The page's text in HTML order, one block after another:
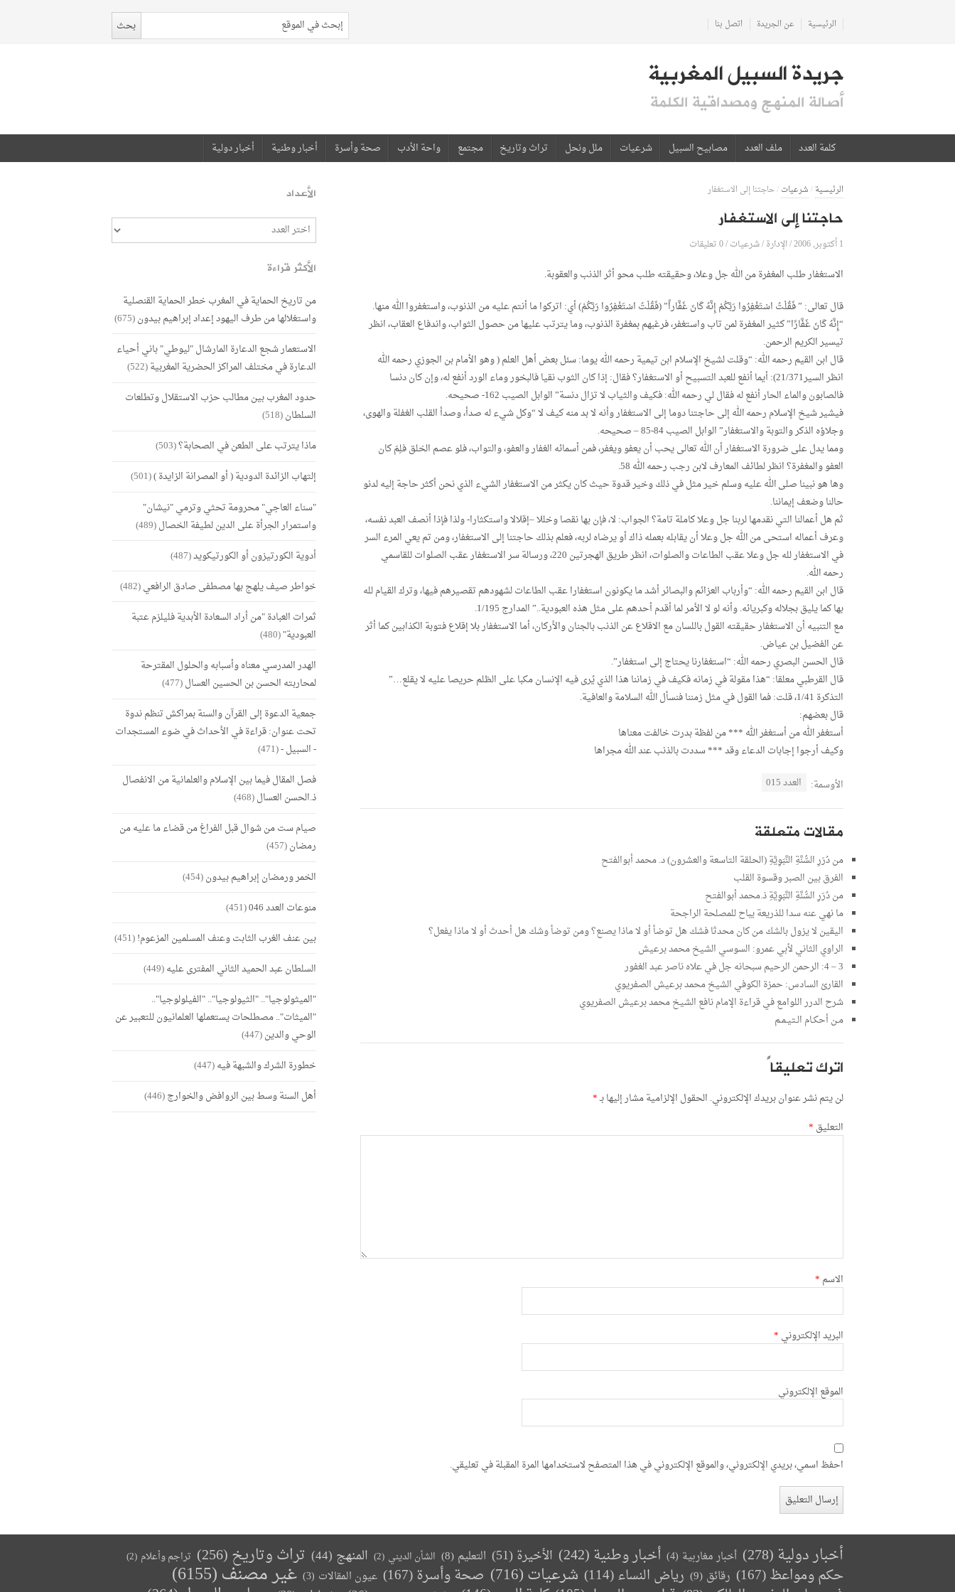
الرئيسية عن الجريدة اتصل بنا
جريدة السبيل المغربية
أصالة المنهج ومصداقية الكلمة
كلمة العدد ملف العدد مصابيح السبيل شرعيات ملل ونحل تراث وتاريخ مجتمع واحة الأدب صحة وأسرة أخبار وطنية أخبار دولية
الرئيسية/شرعيات/حاجتنا إلى الاستغفار
حاجتنا إلى الاستغفار
1 أكتوبر, 2006 /الإدارة/شرعيات/0 تعليقات
الاستغفار طلب المغفرة من الله جل وعلا، وحقيقته طلب محو أثر الذنب والعقوبة.
قال تعالى: ” فَقُلْتُ اسْتَغْفِرُوا رَبَّكُمْ إِنَّهُ كَانَ غَفَّاراً” (فَقُلْتُ اسْتَغْفِرُوا رَبَّكُمْ) أي: اتركوا ما أنتم عليه من الذنوب، واستغفروا الله منها.
“إِنَّهُ كَانَ غَفَّارًا” كثير المغفرة لمن تاب واستغفر، فرغبهم بمغفرة الذنوب، وما يترتب عليها من حصول الثواب، واندفاع العقاب، انظر
تيسير الكريم الرحمن.
قال ابن القيم رحمه الله: “وقلت لشيخ الإسلام ابن تيمية رحمه الله يوما: سئل بعض أهل العلم ( وهو الأمام بن الجوزي رحمه الله
انظر السير21/371): أيما أنفع للعبد التسبيح أو الاستغفار؟ فقال: إذا كان الثوب نقيا فالبخور وماء الورد أنفع له، وإن كان دنسا
فالصابون والماء الحار أنفع له فقال لي رحمه الله: فكيف والثياب لا تزال دنسة” الوابل الصيب 162- صحيحه.
فيشير شيخ الإسلام رحمه الله إلى حاجتنا دوما إلى الاستغفار وأنه لا بد منه كيف لا “وكل شيء له صدأ، وصدأ القلب الغفلة والهوى،
وجلاؤه الذكر والتوبة والاستغفار” الوابل الصيب 84-85 – صحيحه.
ومما يدل على ضرورة الاستغفار أن الله تعالى يحب أن يعفو ويغفر، فمن أسمائه الغفار والعفو، والتواب، فلو عصم الخلق فلِمَ كان
العفو والمغفرة؟ انظر لطائف المعارف لابن رجب رحمه الله 58.
وها هو نبينا صلى الله عليه وسلم خير مثل في ذلك وخير قدوة حيث كان يكثر من الاستغفار الشيء الذي نحن أكثر حاجة إليه لدنو
حالنا وضعف إيماننا.
ثم هل أعمالنا التي نقدمها لربنا جل وعلا كاملة تامة؟ الجواب: لا، فإن بها نقصا وخللا –إقلالا واستكثارا- ولذا فإذا أنصف العبد نفسه،
وعرف أعماله استحى من الله جل وعلا أن يقابله بعمله ذاك أو يرضاه لربه، فعلم بذلك حاجتنا إلى الاستغفار، ومن تم يعي المرء السر
في الاستغفار لله جل وعلا عقب الطاعات والصلوات، انظر طريق الهجرتين 220، ورسالة سر الاستغفار عقب الصلوات للقاسمي
رحمه الله.
قال ابن القيم رحمه الله: “وأرباب العزائم والبصائر أشد ما يكونون استغفارا عقب الطاعات لشهودهم تقصيرهم فيها، وترك القيام لله
بها كما يليق بجلاله وكبريائه. وأنه لو لا الأمر لما أقدم أحدهم على مثل هذه العبودية..” المدارج 1/195.
مع التنبيه أن الاستغفار حقيقته القول باللسان مع الاقلاع عن الذنب بالجنان والأركان، أما الاستغفار بلا إقلاع فتوبة الكذابين كما أثر
عن الفضيل بن عياض.
قال الحسن البصري رحمه الله: “استغفارنا يحتاج إلى استغفار”.
قال القرطبي معلقا: “هذا مقولة في زمانه فكيف في زماننا هذا الذي يُرى فيه الإنسان مكبا على الظلم حريصا عليه لا يقلع…”
التذكرة 1/41، قلت: فما القول في مثل زمننا فنسأل الله السلامة والعافية.
قال بعضهم:
أستغفر الله من أستغفر الله *** من لفظة بدرت خالفت معناها
وكيف أرجوا إجابات الدعاء وقد *** سددت بالذنب عند الله مجراها
الأوسمة: العدد 015
مقالات متعلقة
من دُرَرِ السُّنَّةِ النَّبَوِيَّةِ (الحلقة التاسعة والعشرون) د. محمد أبوالفتح
الفرق بين الصبر وقسوة القلب
من دُرَرِ السُّنَّةِ النَّبَوِيَّةِ ذ.محمد أبوالفتح
ما نهي عنه سدا للذريعة يباح للمصلحة الراجحة
اليقين لا يزول بالشك من كان محدثا فشك هل توضأ أو لا ماذا يصنع؟ ومن توضأ وشك هل أحدث أو لا ماذا يفعل؟
الراوي الثاني لأبي عمرو: السوسي الشيخ محمد برعيش
3 – 4: الرحمن الرحيم سبحانه جل في علاه ناصر عبد الغفور
القارئ السادس: حمزة الكوفي الشيخ محمد برعيش الصفريوي
شرح الدرر اللوامع في قراءة الإمام نافع الشيخ محمد برعيش الصفريوي
مـن أحكـام الـتيـمـم
اترك تعليقاً
لن يتم نشر عنوان بريدك الإلكتروني. الحقول الإلزامية مشار إليها بـ*
التعليق *
الاسم *
البريد الإلكتروني *
الموقع الإلكتروني
احفظ اسمي، بريدي الإلكتروني، والموقع الإلكتروني في هذا المتصفح لاستخدامها المرة المقبلة في تعليقي.
الأعداد
الأكثر قراءة
من تاريخ الحماية في المغرب خطر الحماية القنصلية
واستغلالها من طرف اليهود إعداد إبراهيم بيدون(675)
الاستعمار شجع الدعارة المارشال "ليوطي" باني أحياء
الدعارة في مختلف المراكز الحضرية المغربية(522)
حدود المغرب بين مطالب حزب الاستقلال وتطلعات
السلطان(518)
ماذا يترتب على الطعن في الصحابة؟(503)
إلتهاب الزائدة الدودية ( أو المصرانة الزايدة )(501)
"سناء العاجي" محرومة تحثي وترمي "نيشان"
واستمرار الجرأة على الدين لطيفة الخصال(489)
أدوية الكورتيزون أو الكورتيكويد(487)
خواطر صيف يلهج بها مصطفى صادق الرافعي(482)
ثمرات العبادة "من أراد السعادة الأبدية فليلزم عتبة
العبودية"(480)
الهدر المدرسي معناه وأسبابه والحلول المقترحة
لمحاربته الحسن بن الحسين العسال(477)
جمعية الدعوة إلى القرآن والسنة بمراكش تنظم ندوة
تحت عنوان: قراءة في الأحداث في ضوء المستجدات
- السبيل -(471)
فصل المقال فيما بين الإسلام والعلمانية من الانفصال
ذ.الحسن العسال(468)
صيام ست من شوال قبل الفراغ من قضاء ما عليه من
رمضان(457)
الخمر ورمضان إبراهيم بيدون(454)
منوعات العدد 046
(451)
بين عنف الغرب الثابت وعنف المسلمين المزعوم!(451)
السلطان عبد الحميد الثاني المفترى عليه(449)
"الميثولوجيا".. "الثيولوجيا".. "الفيلولوجيا"..
"الميثات".. مصطلحات يستعملها العلمانيون للتعبير عن
الوحي والدين(447)
خطورة الشرك والشبهة فيه(447)
أهل السنة وسط بين الروافض والخوارج(446)
أخبار دولية (278) أخبار مغاربية (4) أخبار وطنية(242) الأخيرة (51) التعليم (8) الشأن الديني (2) المنهج (44) تراث وتاريخ(256) تراجم وأعلام (2)
حكم ومواعظ(167) رقائق (9) رياض النساء(114) شرعيات(716) صحة وأسرة(167) عيون المقالات (3) غير مصنف(6155)